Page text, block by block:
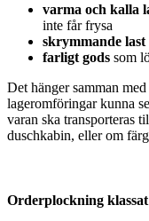
varma och kalla
inte får frysa
skrymmande last
farligt gods som
Det hänger samman
lageromföringar kunna
varan ska transporteras
duschkabin, eller om
Orderplockning